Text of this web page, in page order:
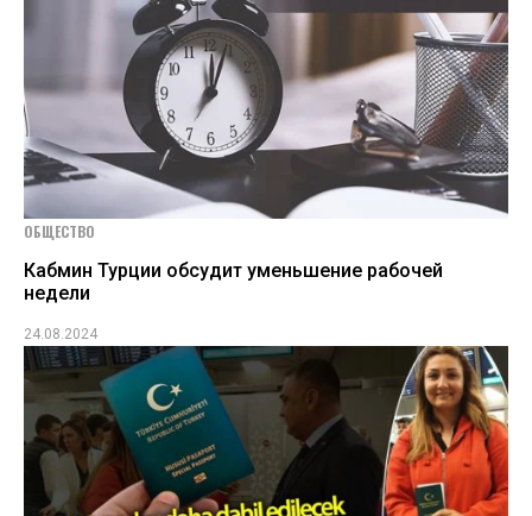
ОБЩЕСТВО
Кабмин Турции обсудит уменьшение рабочей
недели
24.08.2024